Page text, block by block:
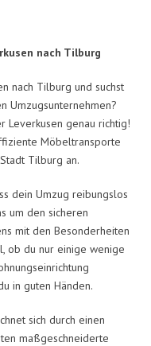
nach Tilburg
nach Tilburg und suchst
Umzugsunternehmen?
Leverkusen genau richtig!
Möbeltransporte
Tilburg an.
dein Umzug reibungslos
um den sicheren
mit den Besonderheiten
ob du nur einige wenige
in guten Händen.
sich durch einen
maßgeschneiderte